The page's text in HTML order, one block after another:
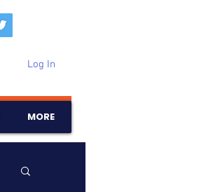
Log In
MORE